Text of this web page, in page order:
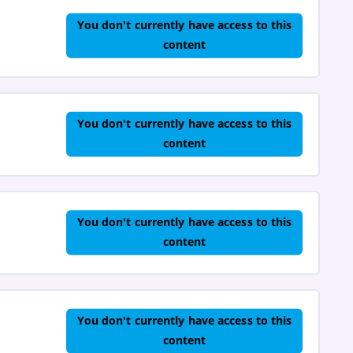
You don't currently have access to this
content
You don't currently have access to this
content
You don't currently have access to this
content
You don't currently have access to this
content